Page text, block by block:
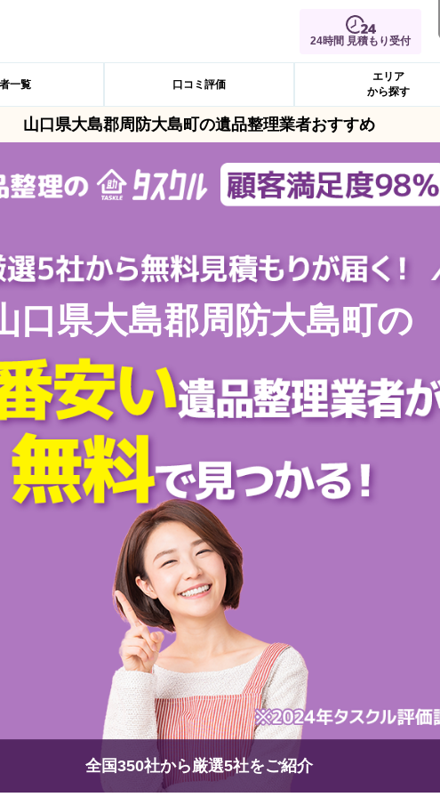
24時間 見積もり受付
一覧 口コミ評価
エリア
から探す
山口県大島郡周防大島町の遺品整理業者おすすめ
口県大島郡周防大島町の
全国350社から厳選5社をご紹介